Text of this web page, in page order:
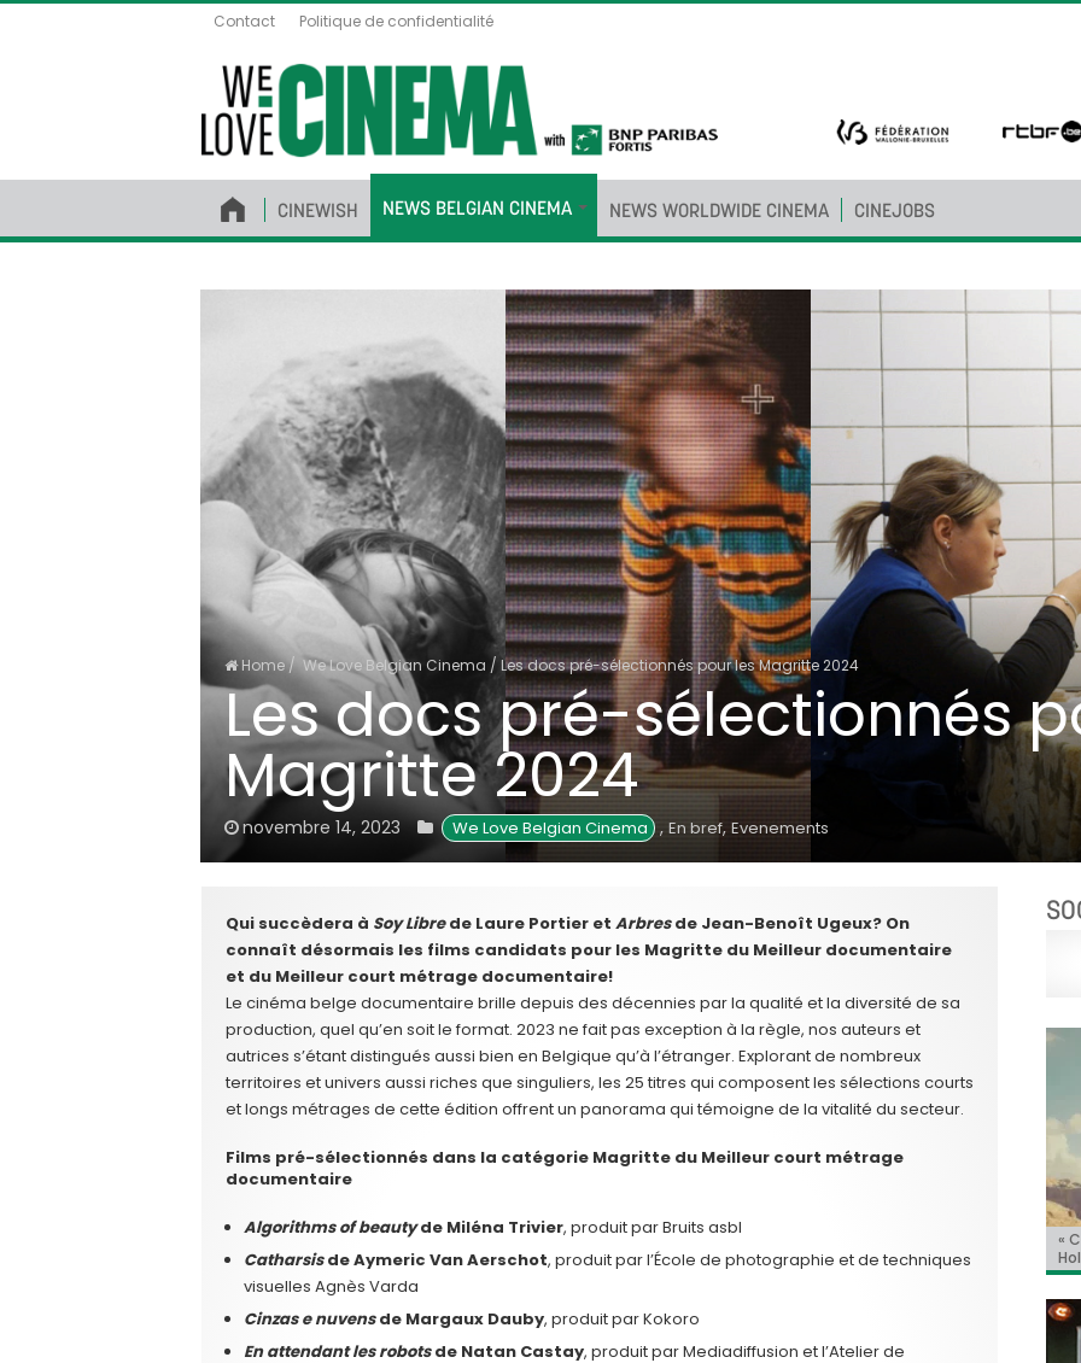
Contact Politique de confidentialité
CINEWISH NEWS BELGIAN CINEMA NEWS WORLDWIDE CINEMA CINEJOBS
Home/ We Love Belgian Cinema / Les docs pré-sélectionnés pour les Magritte 2024
Les docs pré-sélectionnés
Magritte 2024
novembre 14, 2023 We Love Belgian Cinema , En bref, Evenements
Qui succèdera à Soy Librede Laure Portier et Arbresde Jean-Benoît Ugeux? On
connaît désormais les films candidats pour les Magritte du Meilleur documentaire
et du Meilleur court métrage documentaire!
Le cinéma belge documentaire brille depuis des décennies par la qualité et la diversité de sa
production, quel qu’en soit le format. 2023 ne fait pas exception à la règle, nos auteurs et
autrices s’étant distingués aussi bien en Belgique qu’à l’étranger. Explorant de nombreux
territoires et univers aussi riches que singuliers, les 25 titres qui composent les sélections courts
et longs métrages de cette édition offrent un panorama qui témoigne de la vitalité du secteur.
Films pré-sélectionnés dans la catégorie Magritte du Meilleur court métrage
documentaire
Algorithms of beautyde Miléna Trivier, produit par Bruits asbl
Catharsisde Aymeric Van Aerschot, produit par l’École de photographie et de techniques
visuelles Agnès Varda
Cinzas e nuvensde Margaux Dauby, produit par Kokoro
En attendant les robotsde Natan Castay, produit par Mediadiffusion et l’Atelier de
«
«
«
de